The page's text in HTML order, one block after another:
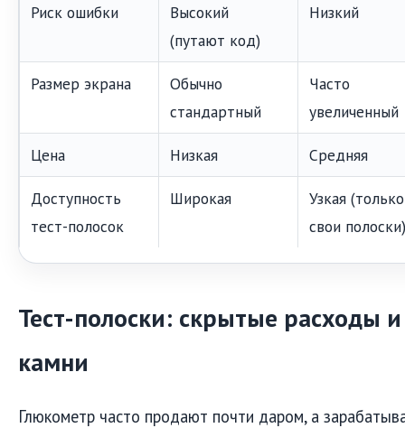
Риск ошибки
Высокий
(путают код)
Низкий
Размер экрана
Обычно
стандартный
Часто
увеличенный
Цена Низкая Средняя
Доступность
тест-полосок
Широкая
Узкая (только
свои полоски)
Тест-полоски: скрытые расходы
камни
Глюкометр часто продают почти даром, а